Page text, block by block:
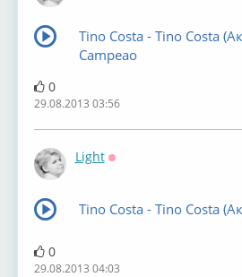
Tino Costa - Tino Costa
Campeao
0
29.08.2013 03:56
Light
Tino Costa - Tino Costa
0
29.08.2013 04:03